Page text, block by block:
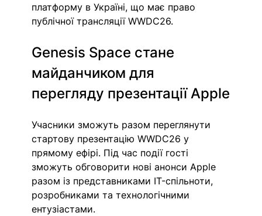
платформу в Україні, що має право
публічної трансляції WWDC26.
Genesis Space стане
майданчиком для
перегляду презентації Apple
Учасники зможуть разом переглянути
стартову презентацію WWDC26 у
прямому ефірі. Під час події гості
зможуть обговорити нові анонси Apple
разом із представниками IT-спільноти,
розробниками та технологічними
ентузіастами.